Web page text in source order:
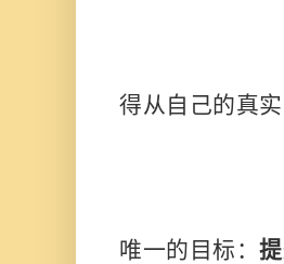
得从自己的真
唯一的目标：